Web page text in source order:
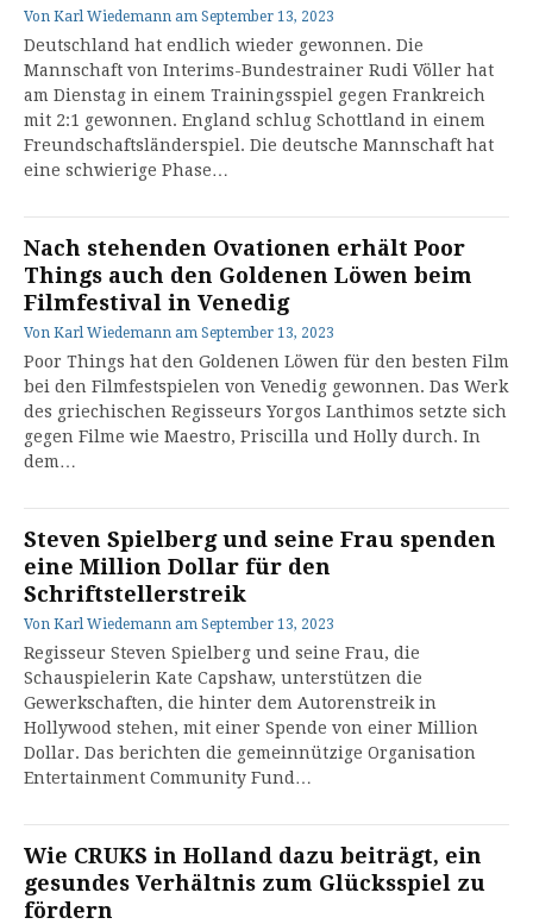
Von Karl Wiedemann am September 13, 2023
Deutschland hat endlich wieder gewonnen. Die
Mannschaft von Interims-Bundestrainer Rudi Völler hat
am Dienstag in einem Trainingsspiel gegen Frankreich
mit 2:1 gewonnen. England schlug Schottland in einem
Freundschaftsländerspiel. Die deutsche Mannschaft hat
eine schwierige Phase…
Nach stehenden Ovationen erhält Poor
Things auch den Goldenen Löwen beim
Filmfestival in Venedig
Von Karl Wiedemann am September 13, 2023
Poor Things hat den Goldenen Löwen für den besten Film
bei den Filmfestspielen von Venedig gewonnen. Das Werk
des griechischen Regisseurs Yorgos Lanthimos setzte sich
gegen Filme wie Maestro, Priscilla und Holly durch. In
dem…
Steven Spielberg und seine Frau spenden
eine Million Dollar für den
Schriftstellerstreik
Von Karl Wiedemann am September 13, 2023
Regisseur Steven Spielberg und seine Frau, die
Schauspielerin Kate Capshaw, unterstützen die
Gewerkschaften, die hinter dem Autorenstreik in
Hollywood stehen, mit einer Spende von einer Million
Dollar. Das berichten die gemeinnützige Organisation
Entertainment Community Fund…
Wie CRUKS in Holland dazu beiträgt, ein
gesundes Verhältnis zum Glücksspiel zu
fördern